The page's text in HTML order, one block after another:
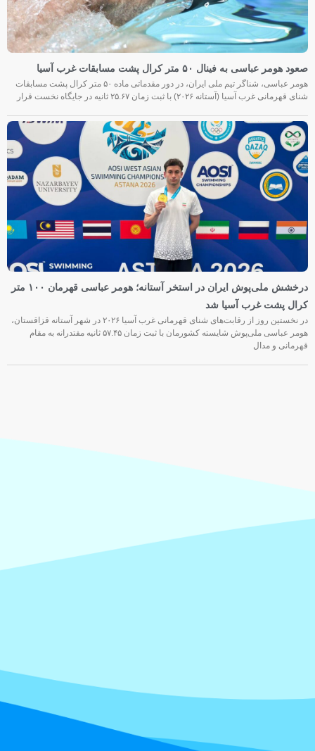
صعود هومر عباسی به فینال ۵۰ متر کرال پشت مسابقات غرب آسیا
هومر عباسی، شناگر تیم ملی ایران، در دور مقدماتی ماده ۵۰ متر کرال پشت مسابقات
شنای قهرمانی غرب آسیا (آستانه ۲۰۲۶) با ثبت زمان ۲۵.۶۷ ثانیه در جایگاه نخست قرار
درخشش ملی‌پوش ایران در استخر آستانه؛ هومر عباسی قهرمان ۱۰۰ متر
کرال پشت غرب آسیا شد
در نخستین روز از رقابت‌های شنای قهرمانی غرب آسیا ۲۰۲۶ در شهر آستانه قزاقستان،
هومر عباسی ملی‌پوش شایسته کشورمان با ثبت زمان ۵۷.۴۵ ثانیه مقتدرانه به مقام
قهرمانی و مدال